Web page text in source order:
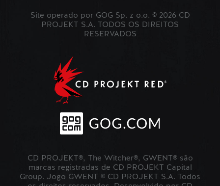
Site operado por GOG Sp. z o.o. © 2026 CD
PROJEKT S.A. TODOS OS DIREITOS
RESERVADOS
CD PROJEKT®, The Witcher®, GWENT® são
marcas registradas de CD PROJEKT Capital
Group. Jogo GWENT © CD PROJEKT S.A. Todos